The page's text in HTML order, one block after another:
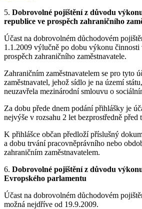
5. Dobrovolné pojištění z důvodu
republice ve prospěch zahraničního
Účast na dobrovolném důchodovém
1.1.2009 výlučně po dobu výkonu činnosti
prospěch zahraničního zaměstnavatele.
Zahraničním zaměstnavatelem se pro tyto
zaměstnavatel, jehož sídlo je na území
neuzavřela mezinárodní smlouvu o
Za dobu přede dnem podání přihlášky je
nejvýše v rozsahu 2 let bezprostředně před
K přihlášce občan předloží příslušný
a dobu trvání pracovněprávního nebo
zahraničním zaměstnavatelem.
6. Dobrovolné pojištění z důvodu
Evropského parlamentu
Účast na dobrovolném důchodovém
možná nejdříve od 19.9.2009.